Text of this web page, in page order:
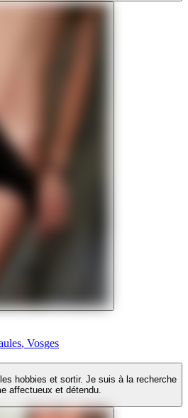
Vosges
hobbies et sortir. Je suis à la recherche
affectueux et détendu.